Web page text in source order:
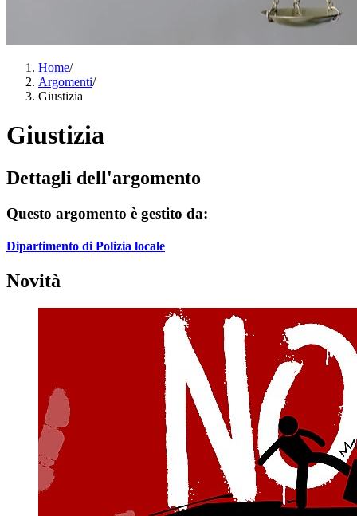
Home/
Argomenti/
Giustizia
Giustizia
Dettagli dell'argomento
Questo argomento è gestito da:
Dipartimento di Polizia locale
Novità